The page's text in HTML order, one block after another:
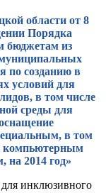
области от 8
Порядка
бюджетам из
по созданию в
условий для
в том числе
среды для
в том
компьютерным
на 2014 год»
инклюзивного